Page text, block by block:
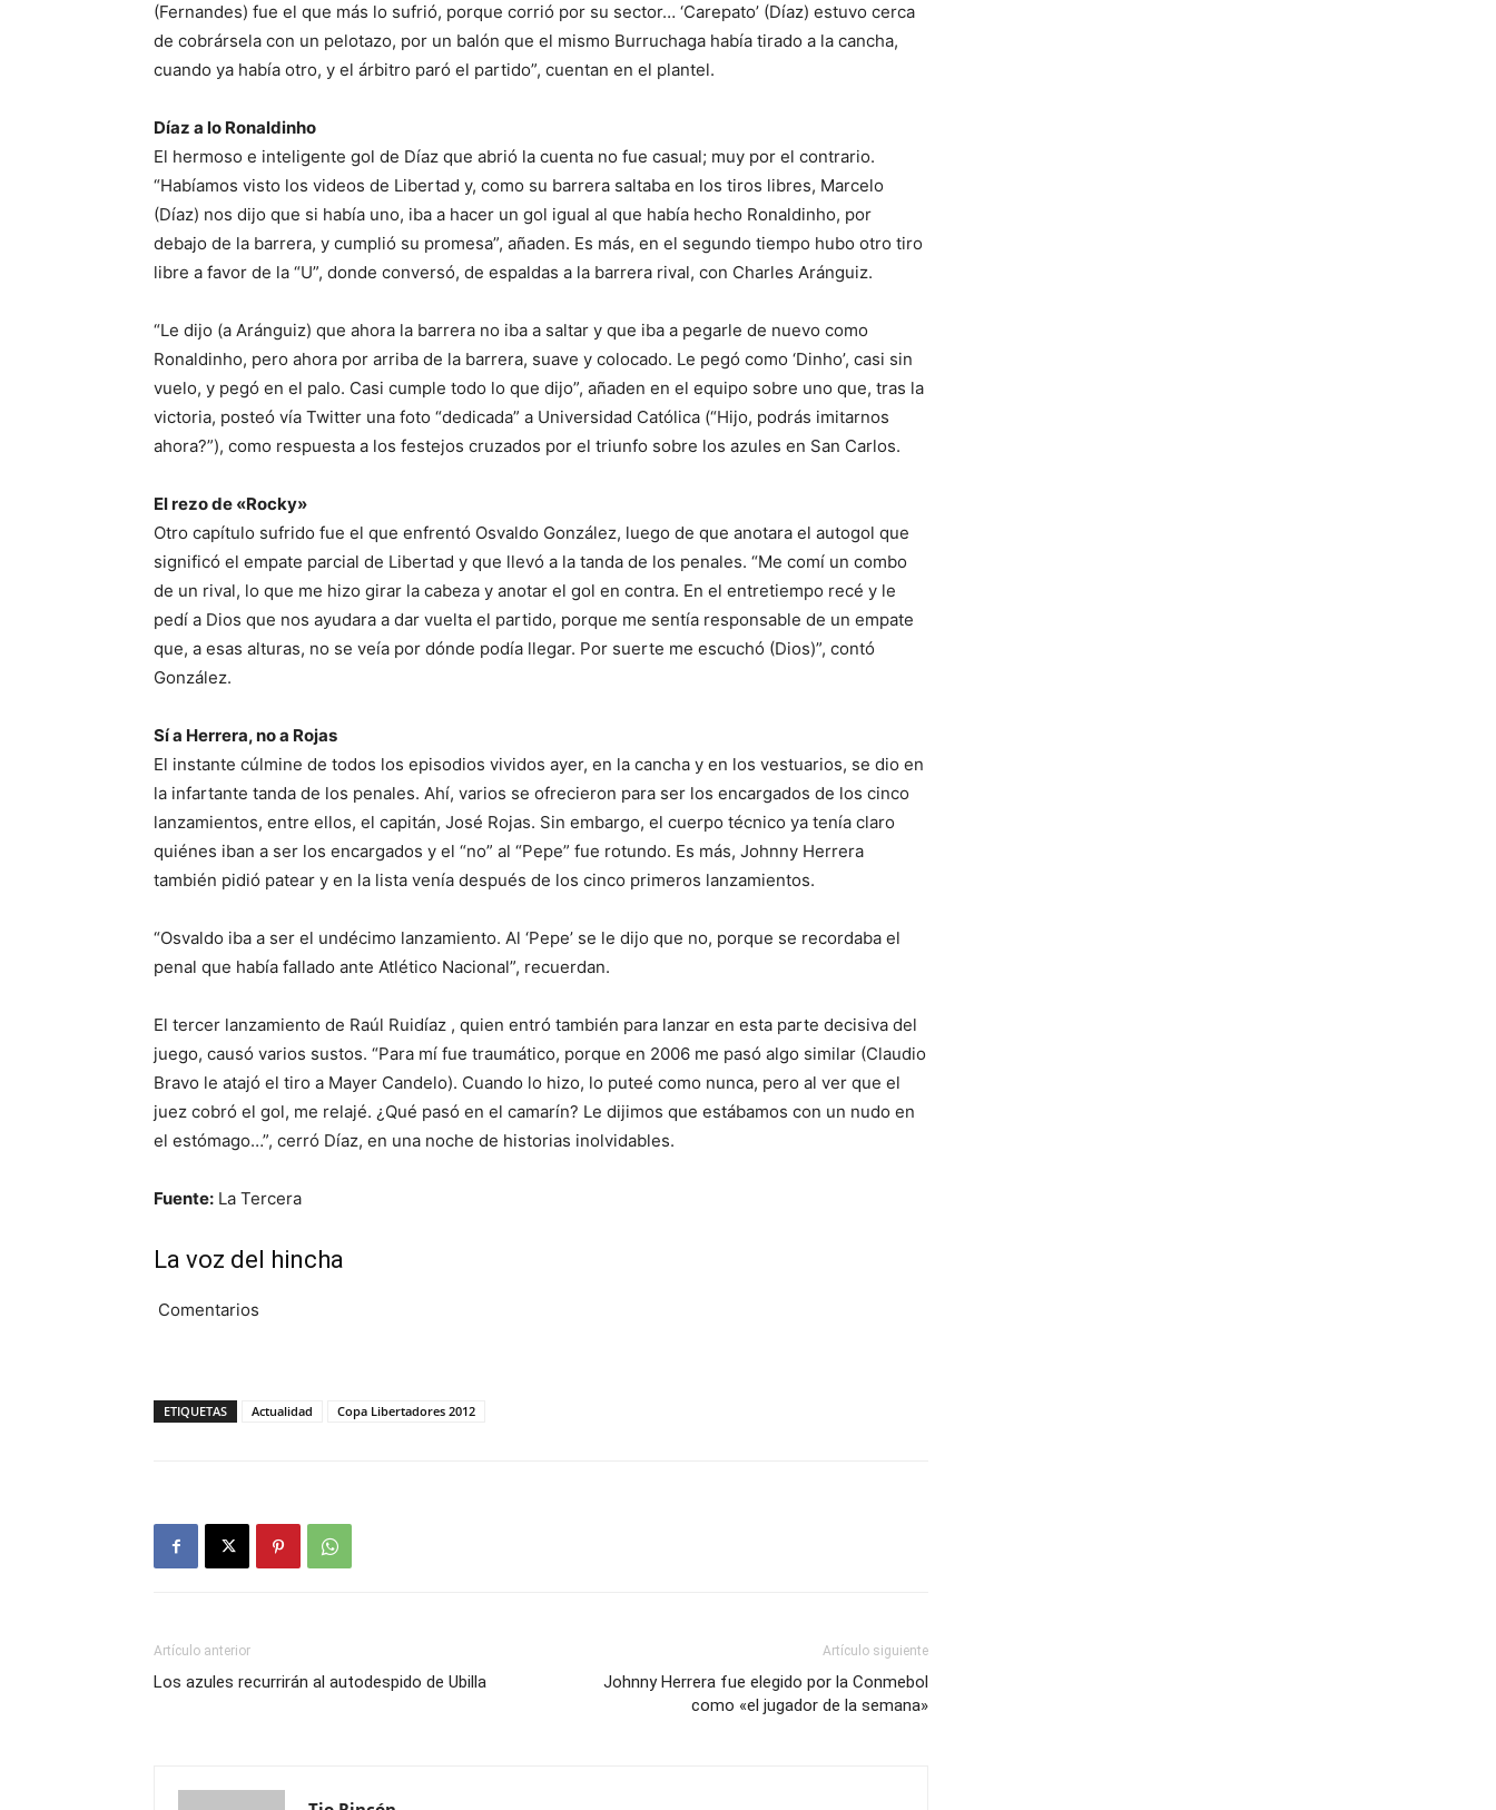
(Fernandes) fue el que más lo sufrió, porque corrió por su sector… ‘Carepato’ (Díaz) estuvo cerca
de cobrársela con un pelotazo, por un balón que el mismo Burruchaga había tirado a la cancha,
cuando ya había otro, y el árbitro paró el partido”, cuentan en el plantel.
Díaz a lo Ronaldinho
El hermoso e inteligente gol de Díaz que abrió la cuenta no fue casual; muy por el contrario.
“Habíamos visto los videos de Libertad y, como su barrera saltaba en los tiros libres, Marcelo
(Díaz) nos dijo que si había uno, iba a hacer un gol igual al que había hecho Ronaldinho, por
debajo de la barrera, y cumplió su promesa”, añaden. Es más, en el segundo tiempo hubo otro tiro
libre a favor de la “U”, donde conversó, de espaldas a la barrera rival, con Charles Aránguiz.
“Le dijo (a Aránguiz) que ahora la barrera no iba a saltar y que iba a pegarle de nuevo como
Ronaldinho, pero ahora por arriba de la barrera, suave y colocado. Le pegó como ‘Dinho’, casi sin
vuelo, y pegó en el palo. Casi cumple todo lo que dijo”, añaden en el equipo sobre uno que, tras la
victoria, posteó vía Twitter una foto “dedicada” a Universidad Católica (“Hijo, podrás imitarnos
ahora?”), como respuesta a los festejos cruzados por el triunfo sobre los azules en San Carlos.
El rezo de «Rocky»
Otro capítulo sufrido fue el que enfrentó Osvaldo González, luego de que anotara el autogol que
significó el empate parcial de Libertad y que llevó a la tanda de los penales. “Me comí un combo
de un rival, lo que me hizo girar la cabeza y anotar el gol en contra. En el entretiempo recé y le
pedí a Dios que nos ayudara a dar vuelta el partido, porque me sentía responsable de un empate
que, a esas alturas, no se veía por dónde podía llegar. Por suerte me escuchó (Dios)”, contó
González.
Sí a Herrera, no a Rojas
El instante cúlmine de todos los episodios vividos ayer, en la cancha y en los vestuarios, se dio en
la infartante tanda de los penales. Ahí, varios se ofrecieron para ser los encargados de los cinco
lanzamientos, entre ellos, el capitán, José Rojas. Sin embargo, el cuerpo técnico ya tenía claro
quiénes iban a ser los encargados y el “no” al “Pepe” fue rotundo. Es más, Johnny Herrera
también pidió patear y en la lista venía después de los cinco primeros lanzamientos.
“Osvaldo iba a ser el undécimo lanzamiento. Al ‘Pepe’ se le dijo que no, porque se recordaba el
penal que había fallado ante Atlético Nacional”, recuerdan.
El tercer lanzamiento de Raúl Ruidíaz , quien entró también para lanzar en esta parte decisiva del
juego, causó varios sustos. “Para mí fue traumático, porque en 2006 me pasó algo similar (Claudio
Bravo le atajó el tiro a Mayer Candelo). Cuando lo hizo, lo puteé como nunca, pero al ver que el
juez cobró el gol, me relajé. ¿Qué pasó en el camarín? Le dijimos que estábamos con un nudo en
el estómago…”, cerró Díaz, en una noche de historias inolvidables.
Fuente: La Tercera
La voz del hincha
Comentarios
ETIQUETAS Actualidad Copa Libertadores 2012
Artículo anterior
Los azules recurrirán al autodespido de Ubilla
Artículo siguiente
Johnny Herrera fue elegido por la Conmebol
como «el jugador de la semana»